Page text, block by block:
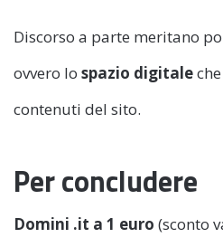
Discorso a parte meritano
ovvero lo spazio digitale
contenuti del sito.
Per concludere
Domini .it a 1 euro (sconto